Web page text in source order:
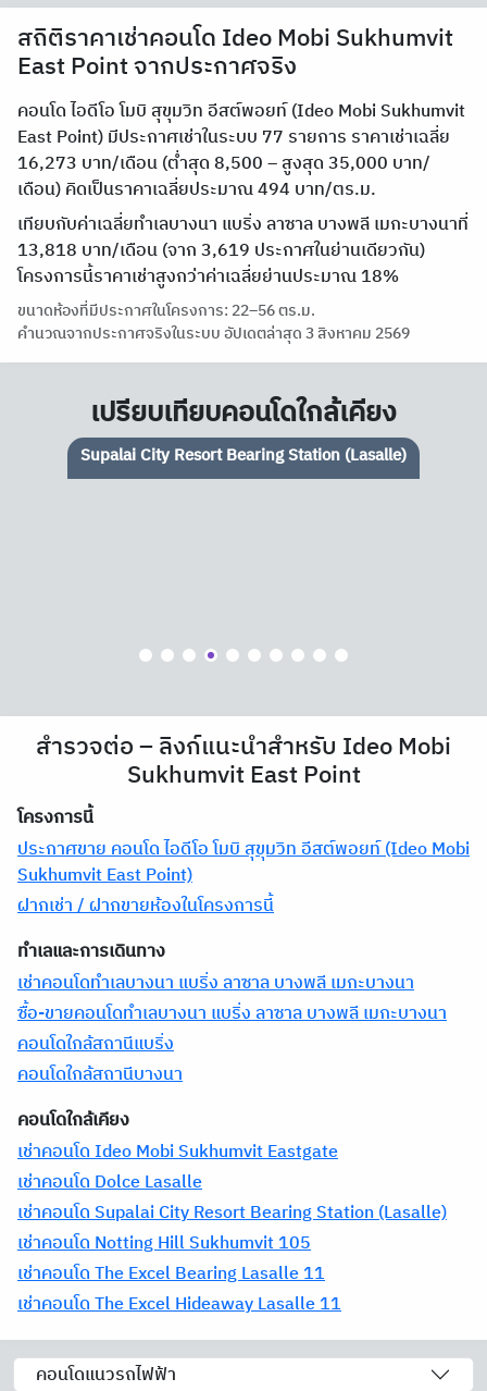
สถิติราคาเช่าคอนโด Ideo Mobi Sukhumvit
East Point จากประกาศจริง
คอนโด ไอดีโอ โมบิ สุขุมวิท อีสต์พอยท์ (Ideo Mobi Sukhumvit
East Point) มีประกาศเช่าในระบบ 77 รายการ ราคาเช่าเฉลี่ย
16,273 บาท/เดือน (ต่ำสุด 8,500 – สูงสุด 35,000 บาท/
เดือน) คิดเป็นราคาเฉลี่ยประมาณ 494 บาท/ตร.ม.
เทียบกับค่าเฉลี่ยทำเลบางนา แบริ่ง ลาซาล บางพลี เมกะบางนาที่
13,818 บาท/เดือน (จาก 3,619 ประกาศในย่านเดียวกัน)
โครงการนี้ราคาเช่าสูงกว่าค่าเฉลี่ยย่านประมาณ 18%
ขนาดห้องที่มีประกาศในโครงการ: 22–56 ตร.ม.
คำนวณจากประกาศจริงในระบบ อัปเดตล่าสุด 3 สิงหาคม 2569
เปรียบเทียบคอนโดใกล้เคียง
Notting Hill Sukhumvit 105
สำรวจต่อ – ลิงก์แนะนำสำหรับ Ideo Mobi
Sukhumvit East Point
โครงการนี้
ประกาศขาย คอนโด ไอดีโอ โมบิ สุขุมวิท อีสต์พอยท์ (Ideo Mobi
Sukhumvit East Point)
ฝากเช่า / ฝากขายห้องในโครงการนี้
ทำเลและการเดินทาง
เช่าคอนโดทำเลบางนา แบริ่ง ลาซาล บางพลี เมกะบางนา
ซื้อ-ขายคอนโดทำเลบางนา แบริ่ง ลาซาล บางพลี เมกะบางนา
คอนโดใกล้สถานีแบริ่ง
คอนโดใกล้สถานีบางนา
คอนโดใกล้เคียง
เช่าคอนโด Ideo Mobi Sukhumvit Eastgate
เช่าคอนโด Dolce Lasalle
เช่าคอนโด Supalai City Resort Bearing Station (Lasalle)
เช่าคอนโด Notting Hill Sukhumvit 105
เช่าคอนโด The Excel Bearing Lasalle 11
เช่าคอนโด The Excel Hideaway Lasalle 11
คอนโดแนวรถไฟฟ้า